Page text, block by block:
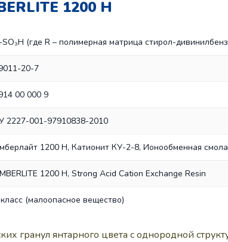
1200 H
SO₃H (где R – полимерная матрица стирол-
20-7
00 000 9
2227-001-97910838-2010
1200 Н, Катионит КУ-2-8, Ионообменная смола
1200 H, Strong Acid Cation Exchange Resin
(малоопасное вещество)
гранул янтарного цвета с однородной